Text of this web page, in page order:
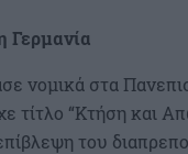
Γερμανία
νομικά στα
τίτλο “Κτήση και
του